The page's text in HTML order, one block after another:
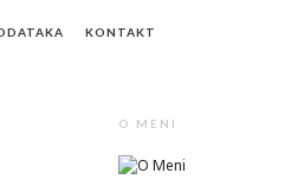
KONTAKT
O MENI